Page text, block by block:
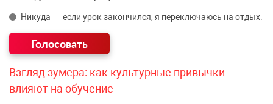
Никуда — если урок закончился, я переключаюсь на отдых.
Взгляд зумера: как культурные привычки
влияют на обучение